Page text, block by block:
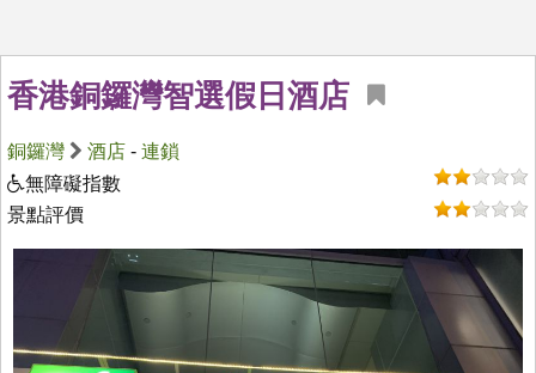
香港銅鑼灣智選假日酒店
銅鑼灣 酒店 - 連鎖
無障礙指數
景點評價